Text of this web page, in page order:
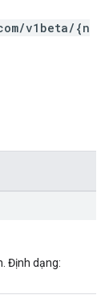
v1beta/{n
Định dạng: